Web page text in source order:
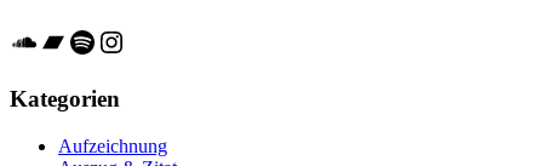
Soundcloud
Bandcamp
Spotify
Instagram
Kategorien
Aufzeichnung